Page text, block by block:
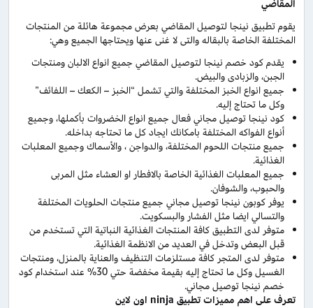
المقاضي
يقوم تطبيق نينجا لتوصيل المقاضي بعرض مجموعة هائلة من المنتجات
المختلفة الخاصة بالبقاله والتى لا غنى عنها ويحتاجها الجميع وهي:
يقدم كود خصم نينجا لتوصيل المقاضي جميع انواع الالبان ومنتجات
الجبن، والزبادى والبيض.
جميع انواع الخبز المختلفة والتي تشمل “الخبز – الكعك – اللفائف”
وكل ما تحتاج إليه.
كود نينجا توصيل مجاني فعال جميع انواع الخضروات بأكملها، وجميع
أنواع الفواكه المختلفة بامكانك ايجاد كل ما تحتاجه بداخله.
جميع منتجات اللحوم المختلفة، والدواجن ، والأسماك وجميع المعلبات
الغذائية.
جميع المعلبات الغذائية الخاصة بالافطار او العشاء مثل المربى
والحبوب، والشوفان.
يوفر كوبون نينجا توصيل مجاني جميع منتجات الحلويات المختلفة
والتسالي ايضا مثل الفشار والبسكويت.
متوفر لدى التطبيق كافة المنتجات الغذائية النباتية التي تستخدم من
قبل البعض وتدخل في العديد من الانظمة الغذائية.
متوفر لدى المتجر كافة مستلزمات التنظيف والعناية بالمنزل، ومنتجات
الغسيل وكل ما تحتاج إليه بقيمة مخفضة حتي 30% عند استخدام كود
خصم نينجا توصيل مجاني.
تعرف على اهم مميزات تطبيق ninja اون لاين